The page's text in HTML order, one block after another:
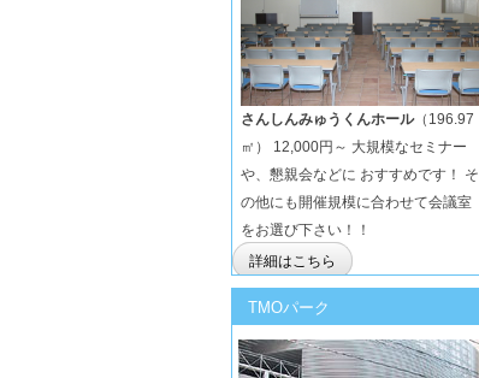
さんしんみゅうくんホール（196.97
㎡） 12,000円～ 大規模なセミナー
や、懇親会などに おすすめです！ そ
の他にも開催規模に合わせて会議室
をお選び下さい！！
詳細はこちら
TMOパーク